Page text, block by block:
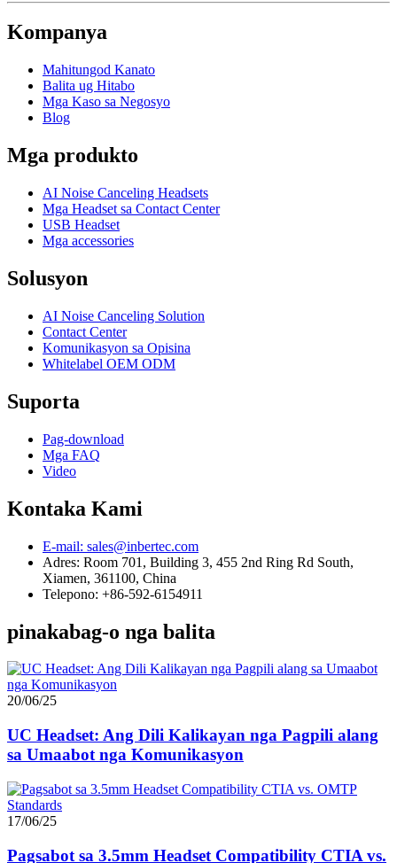
Kompanya
Mahitungod Kanato
Balita ug Hitabo
Mga Kaso sa Negosyo
Blog
Mga produkto
AI Noise Canceling Headsets
Mga Headset sa Contact Center
USB Headset
Mga accessories
Solusyon
AI Noise Canceling Solution
Contact Center
Komunikasyon sa Opisina
Whitelabel OEM ODM
Suporta
Pag-download
Mga FAQ
Video
Kontaka Kami
E-mail: sales@inbertec.com
Adres: Room 701, Building 3, 455 2nd Ring Rd South,
Xiamen, 361100, China
Telepono: +86-592-6154911
pinakabag-o nga balita
20/06/25
UC Headset: Ang Dili Kalikayan nga Pagpili alang
sa Umaabot nga Komunikasyon
17/06/25
Pagsabot sa 3.5mm Headset Compatibility CTIA vs.